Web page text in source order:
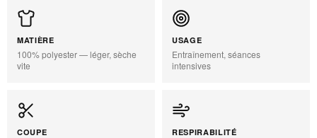
MATIÈRE
100% polyester — léger, sèche
vite
USAGE
Entraînement, séances
intensives
COUPE RESPIRABILITÉ